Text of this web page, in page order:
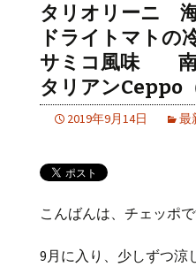
タリオリーニ
ドライトマト
サミコ風味 南
タリアンCeppo
2019年9月14日 最
こんばんは、チェッポで
9月に入り、少しずつ涼